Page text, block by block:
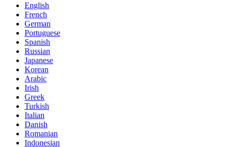
English
French
German
Portuguese
Spanish
Russian
Japanese
Korean
Arabic
Irish
Greek
Turkish
Italian
Danish
Romanian
Indonesian